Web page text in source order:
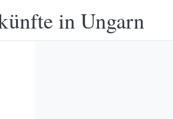
in Ungarn